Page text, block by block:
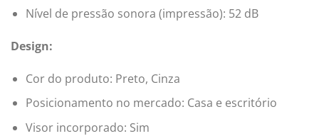
Nível de pressão sonora (impressão): 52 dB
Design:
Cor do produto: Preto, Cinza
Posicionamento no mercado: Casa e escritório
Visor incorporado: Sim